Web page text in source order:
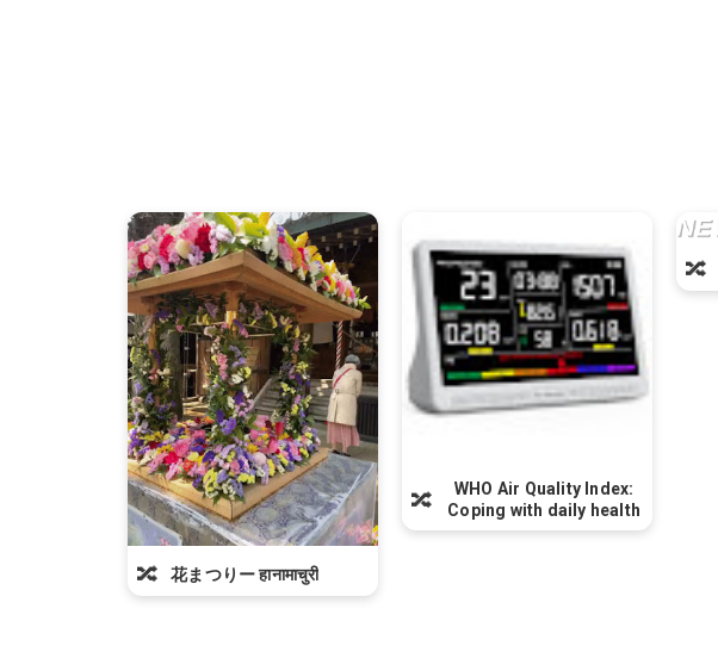
🔀 花まつりー हानामाचुरी
🔀
WHO Air Quality Index:
Coping with daily health
🔀